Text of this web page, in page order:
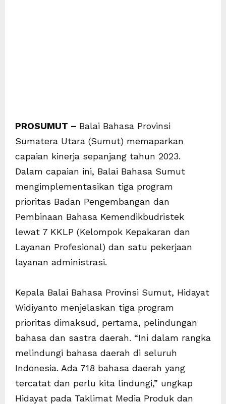
PROSUMUT – Balai Bahasa Provinsi
Sumatera Utara (Sumut) memaparkan
capaian kinerja sepanjang tahun 2023.
Dalam capaian ini, Balai Bahasa Sumut
mengimplementasikan tiga program
prioritas Badan Pengembangan dan
Pembinaan Bahasa Kemendikbudristek
lewat 7 KKLP (Kelompok Kepakaran dan
Layanan Profesional) dan satu pekerjaan
layanan administrasi.
Kepala Balai Bahasa Provinsi Sumut, Hidayat
Widiyanto menjelaskan tiga program
prioritas dimaksud, pertama, pelindungan
bahasa dan sastra daerah. “Ini dalam rangka
melindungi bahasa daerah di seluruh
Indonesia. Ada 718 bahasa daerah yang
tercatat dan perlu kita lindungi,” ungkap
Hidayat pada Taklimat Media Produk dan